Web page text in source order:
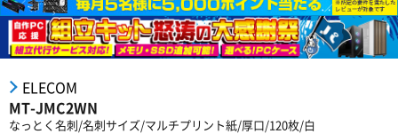
ELECOM
MT-JMC2WN
なっとく名刺/名刺サイズ/マルチプリント紙/厚口/120枚/白